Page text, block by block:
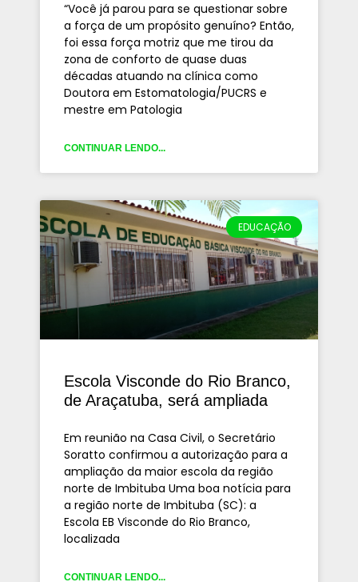
“Você já parou para se questionar sobre
a força de um propósito genuíno? Então,
foi essa força motriz que me tirou da
zona de conforto de quase duas
décadas atuando na clínica como
Doutora em Estomatologia/PUCRS e
mestre em Patologia
CONTINUAR LENDO...
EDUCAÇÃO
Escola Visconde do Rio Branco,
de Araçatuba, será ampliada
Em reunião na Casa Civil, o Secretário
Soratto confirmou a autorização para a
ampliação da maior escola da região
norte de Imbituba Uma boa notícia para
a região norte de Imbituba (SC): a
Escola EB Visconde do Rio Branco,
localizada
CONTINUAR LENDO...